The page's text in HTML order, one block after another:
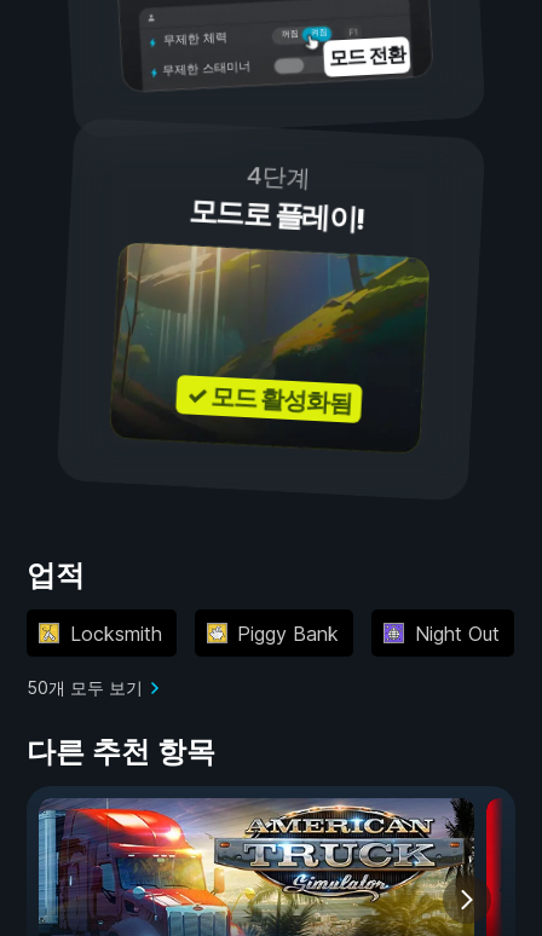
켜짐
꺼짐
무제한 체력
무제한 스태미너 모드 전환
4단계
모드로 플레이!
✓ 모드 활성화됨
업적
Locksmith Piggy Bank Night Out
50개 모두 보기
다른 추천 항목